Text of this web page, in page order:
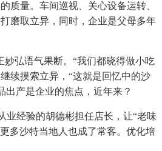
量。车间巡视、关心设备运转、
磨取立异，同时，企业是父母多年
弘语气果断。“我们都晓得做小吃
续摸索立异，“这就是回忆中的沙
产是企业的焦点，近年来？
经验的胡德彬担任店长，让“老味
多沙特当地人也成了常客。优化培